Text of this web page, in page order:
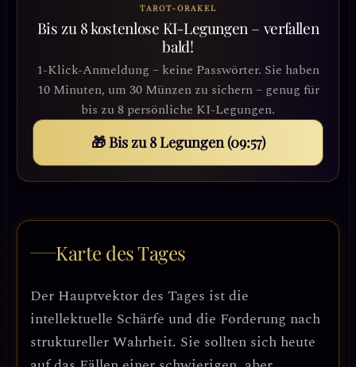
TAROT-ORAKEL
Bis zu 8 kostenlose KI-Legungen – verfallen
bald!
1-Klick-Anmeldung – keine Passwörter. Sie haben
10 Minuten, um 30 Münzen zu sichern – genug für
bis zu 8 persönliche KI-Legungen.
🎁 Bis zu 8 Legungen (09:55)
Karte des Tages
Der Hauptvektor des Tages ist die
intellektuelle Schärfe und die Forderung nach
struktureller Wahrheit. Sie sollten sich heute